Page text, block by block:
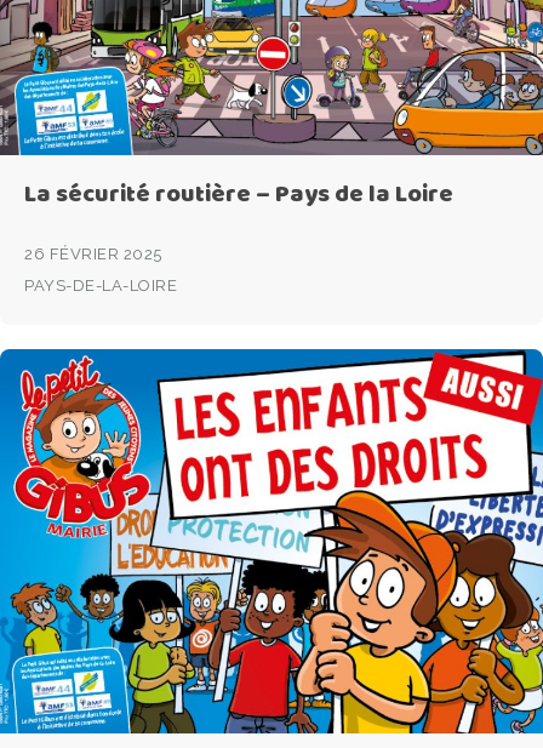
La sécurité routière – Pays de la Loire
26 FÉVRIER 2025
PAYS-DE-LA-LOIRE